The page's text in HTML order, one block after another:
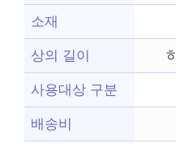
소재
상의 길이
사용대상 구분
배송비